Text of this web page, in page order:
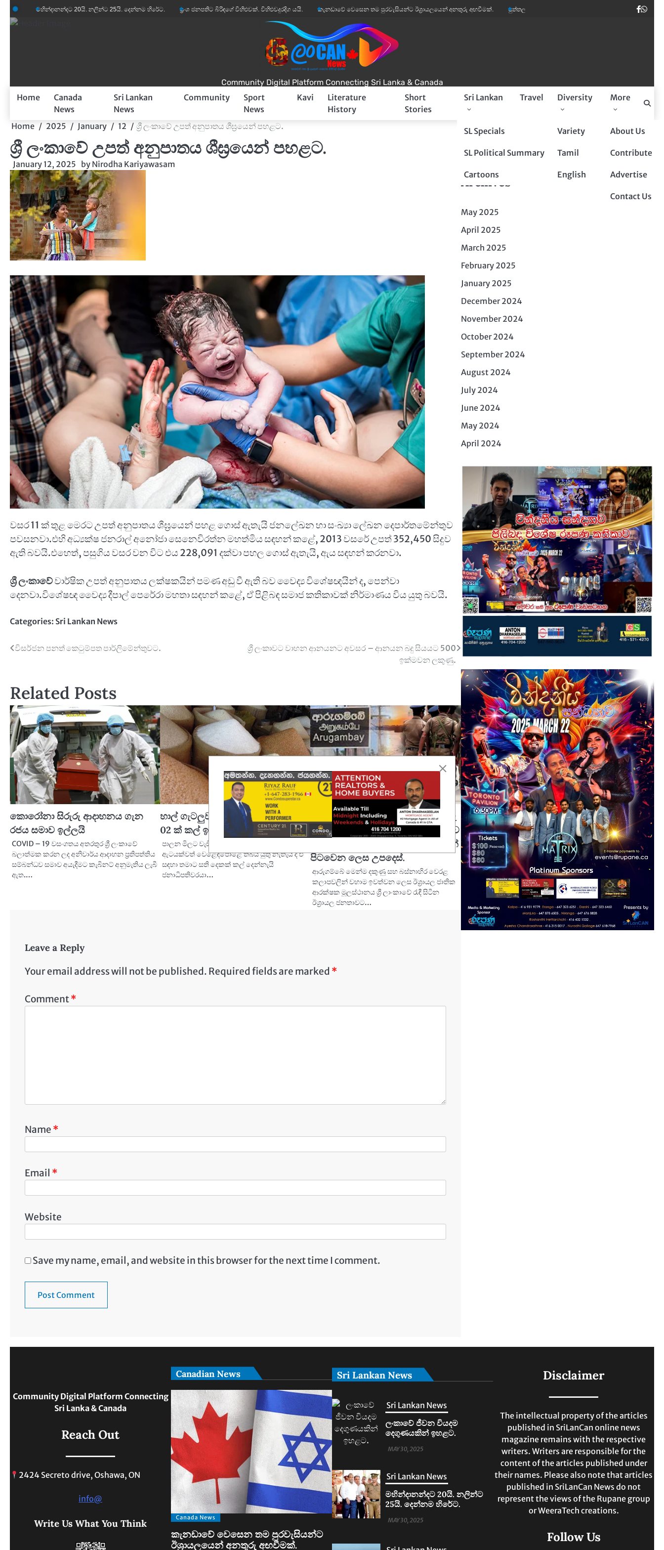
Skip
to
මහින්දානන්දට 20යි. නලින්ට 25යි. දෙන්නම හිරේට. ප්‍රංශ ජනපතිට බිරිඳගේ විහිළුවක්. විහිළුවදුරදිග යයි. කැනඩාවේ වෙසෙන තම පුරවැසියන්ට ඊශ්‍රායලයෙන් අනතුරු අඟවීමක්. පුත්තලම් බූරුවන් ඉතාලියේ මාර ඩිමාන්ඩ්. කවි ලොව පෙරළියක් කළ
Community Digital Platform Connecting Sri Lanka & Canada
Home
Canada
News
Sri Lankan
News
Community
Sport
News
Kavi
Literature
History
Short
Stories
Sri Lankan
SL Specials
SL Political Summary
Cartoons
Travel Diversity
Variety
Tamil
English
More
About Us
Contribute
Advertise
Contact Us
Home 2025 January 12 ශ්‍රී ලංකාවේ උපත් අනුපාතය ශීඝ්‍රයෙන් පහළට.
ශ්‍රී ලංකාවේ උපත් අනුපාතය ශීඝ්‍රයෙන් පහළට.
January 12, 2025 by Nirodha Kariyawasam
වසර 11 ක් තුළ මෙරට උපත් අනුපාතය ශීඝ්‍රයෙන් පහළ ගොස් ඇතැයි ජනලේඛන හා සංඛ්‍යා ලේඛන දෙපාර්තමේන්තුව
පවසනවා.එහි අධ්‍යක්ෂ ජනරාල් අනෝජා සෙනෙවිරත්න මහත්මිය සඳහන් කළේ, 2013 වසරේ උපත් 352,450 සිදුව
ඇති බවයි.එහෙත්, පසුගිය වසර වන විට එය 228,091 දක්වා පහල ගොස් ඇතැයි, ඇය සඳහන් කරනවා.
ශ්‍රී ලංකාවේවාර්ෂික උපත් අනුපාතය ලක්ෂකයින් පමණ අඩු වී ඇති බව වෛද්‍ය විශේෂඥයින් ද, පෙන්වා
දෙනවා.විශේෂඥ වෛද්‍ය දීපාල් පෙරේරා මහතා සඳහන් කළේ, ඒ පිළිබඳ සමාජ කතිකාවක් නිර්මාණය විය යුතු බවයි.
Categories: Sri Lankan News
Post
විසර්ජන පනත් කෙටුම්පත පාර්ලිමේන්තුවට.
ශ්‍රී ලංකාවට වාහන ආනයනට අවසර – ආනයන බදු සියයට 500
ඉක්මවන ලකුණු.
Related Posts
කොරෝනා සිරුරු ආදාහනය ගැන
රජය සමාව ඉල්ලයි
COVID – 19 වසංගතය අතරතුර ශ්‍රී ලංකාවේ
බලාත්මක කරන ලද අනිවාර්ය ආදාහන ප්‍රතිපත්තිය
සම්බන්ධව සමාව අයැදීමට කැබිනට් අනුමැතිය ලැබී
ඇත.…
හාල් ගැටලුව විසදන්න ඡනපති, සති
02 ක් කල් ඉල්ලයි.
පාලන මිලට වැඩියෙන් විකුණන එක හාල්
ඇටයක්වත් වෙළෙඳපොළේ තිබිය යුතු නැතැයි ද ඒ
සඳහා තමාට සති දෙකක් කල් දෙන්නැයි
ජනාධිපතිවරයා…
ප්‍රහාරයක් ගැන ඇමෙරිකාවේ අනතුරු
ඇඟවීමෙන් පසු ශ්‍රී ලංකාවේ ආරක්ෂාව
තරකෙරේ.‍ ඊශ්‍රායල ඡාතිකයන්ට රටින්
පිටවෙන ලෙස උපදෙස්.
ආරුගම්බේ මෙන්ම දකුණු සහ බස්නාහිර වෙරළ
කලාපවලින් වහාම ඉවත්වන ලෙස ඊශ්‍රායල ජාතික
ආරක්ෂක මූලස්ථානය ශ්‍රී ලාංකාවේ රැඳී සිටින
ඊශ්‍රායල ජනතාවට…
Leave a Reply
Your email address will not be published. Required fields are marked *
Comment*
Name *
Email *
Website
Save my name, email, and website in this browser for the next time I comment.
Sponsored By
Archives
May 2025
April 2025
March 2025
February 2025
January 2025
December 2024
November 2024
October 2024
September 2024
August 2024
July 2024
June 2024
May 2024
April 2024
Community Digital Platform Connecting
Sri Lanka & Canada
Reach Out
2424 Secreto drive, Oshawa, ON
info@
Write Us What You Think
Canadian News
Canada News
කැනඩාවේ වෙසෙන තම පුරවැසියන්ට
ඊශ්‍රායලයෙන් අනතුරු අඟවීමක්.
Sri Lankan News
Sri Lankan News
ලංකාවේ ජීවන වියදම
දෙගුණයකින් ඉහළට.
MAY 30, 2025
Sri Lankan News
මහින්දානන්දට 20යි. නලින්ට
25යි. දෙන්නම හිරේට.
MAY 30, 2025
Disclaimer
The intellectual property of the articles
published in SriLanCan online news
magazine remains with the respective
writers. Writers are responsible for the
content of the articles published under
their names. Please also note that articles
published in SriLanCan News do not
represent the views of the Rupane group
or WeeraTech creations.
Follow Us